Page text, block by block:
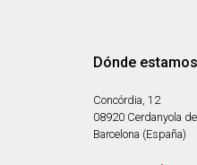
Dónde estamos
Concórdia, 12
08920 Cerdanyola
Barcelona (España)